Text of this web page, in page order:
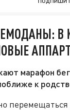
В
марафон
к